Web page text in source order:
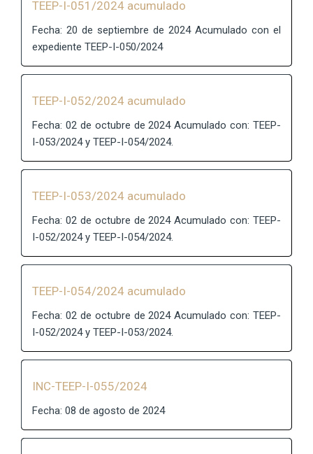
TEEP-I-051/2024 acumulado
Fecha: 20 de septiembre de 2024 Acumulado con el
expediente TEEP-I-050/2024
TEEP-I-052/2024 acumulado
Fecha: 02 de octubre de 2024 Acumulado con: TEEP-
I-053/2024 y TEEP-I-054/2024.
TEEP-I-053/2024 acumulado
Fecha: 02 de octubre de 2024 Acumulado con: TEEP-
I-052/2024 y TEEP-I-054/2024.
TEEP-I-054/2024 acumulado
Fecha: 02 de octubre de 2024 Acumulado con: TEEP-
I-052/2024 y TEEP-I-053/2024.
INC-TEEP-I-055/2024
Fecha: 08 de agosto de 2024